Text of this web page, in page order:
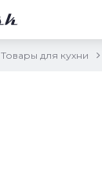
Товары для кухни